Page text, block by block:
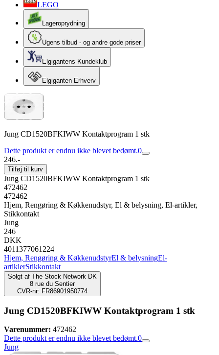
LEGO
Lageroprydning
Ugens tilbud - og andre gode priser
Elgigantens Kundeklub
Elgiganten Erhverv
Jung CD1520BFKIWW Kontaktprogram 1 stk
Dette produkt er endnu ikke blevet bedømt.0
246.-
Tilføj til kurv
Jung CD1520BFKIWW Kontaktprogram 1 stk
472462
472462
Hjem, Rengøring & Køkkenudstyr, El & belysning, El-artikler,
Stikkontakt
Jung
246
DKK
4011377061224
Hjem, Rengøring & KøkkenudstyrEl & belysningEl-
artiklerStikkontakt
Solgt af The Stock Network DK
8 rue du Sentier
CVR-nr: FR86901950774
Jung CD1520BFKIWW Kontaktprogram 1 stk
Varenummer: 472462
Dette produkt er endnu ikke blevet bedømt.0
Jung